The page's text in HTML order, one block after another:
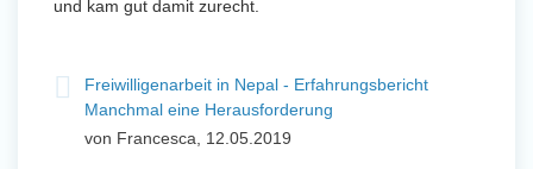
und kam gut damit zurecht.
Freiwilligenarbeit in Nepal - Erfahrungsbericht
Manchmal eine Herausforderung
von Francesca, 12.05.2019